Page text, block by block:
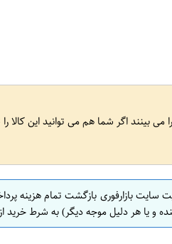
می بینند اگر شما هم می توانید این کالا
سایت بازارفوری بازگشت تمام هزینه
و یا هر دلیل موجه دیگر) به شرط خرید